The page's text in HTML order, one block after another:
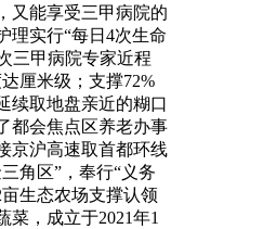
又能享受三甲病院的
理实行“每日4次生命
三甲病院专家近程
厘米级；支撑72%
续取地盘亲近的糊口
都会焦点区养老办事
京沪高速取首都环线
角区”，奉行“义务
生态农场支撑认领
菜，成立于2021年1